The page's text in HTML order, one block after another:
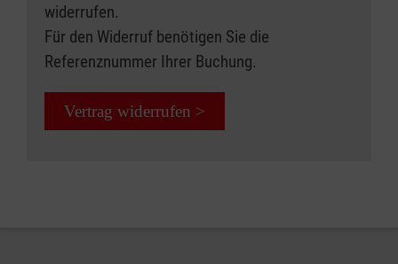
widerrufen.
Für den Widerruf benötigen Sie die
Referenznummer Ihrer Buchung.
Vertrag widerrufen >